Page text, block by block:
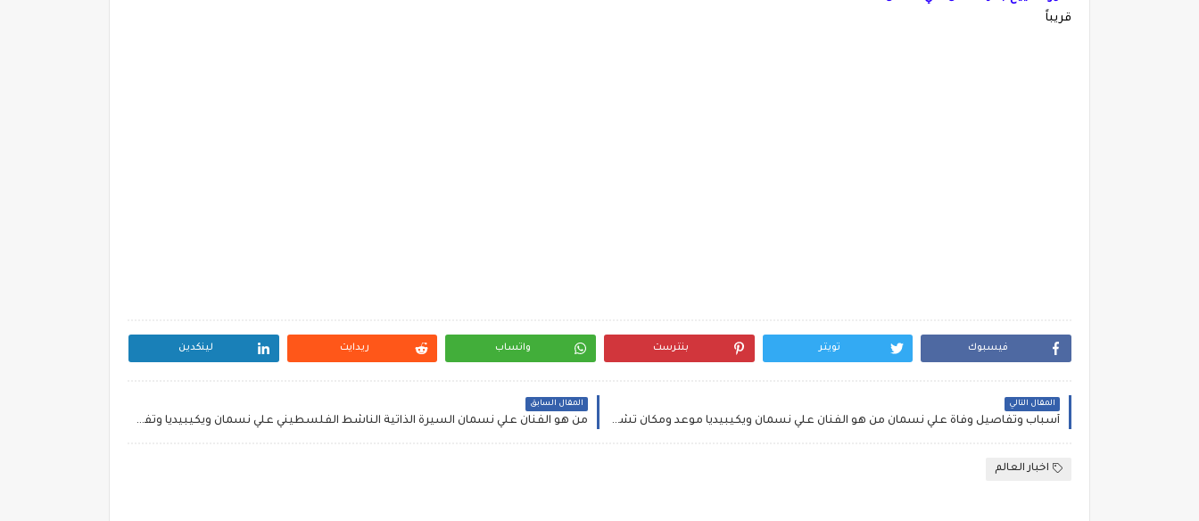
قريباً
فيسبوك تويتر بنترست واتساب ريدايت لينكدين
المقال التالي
أسباب وتفاصيل وفاة علي نسمان من هو الفنان علي نسمان ويكيبيديا موعد ومكان تشييع الجنازة والفديو الأخير لعلي نسمان
المقال السابق
من هو الفنان علي نسمان السيرة الذاتية الناشط الفلسطيني علي نسمان ويكيبيديا وتفاصيل اللحظات الأخيرة في حياته كاملة
اخبار العالم